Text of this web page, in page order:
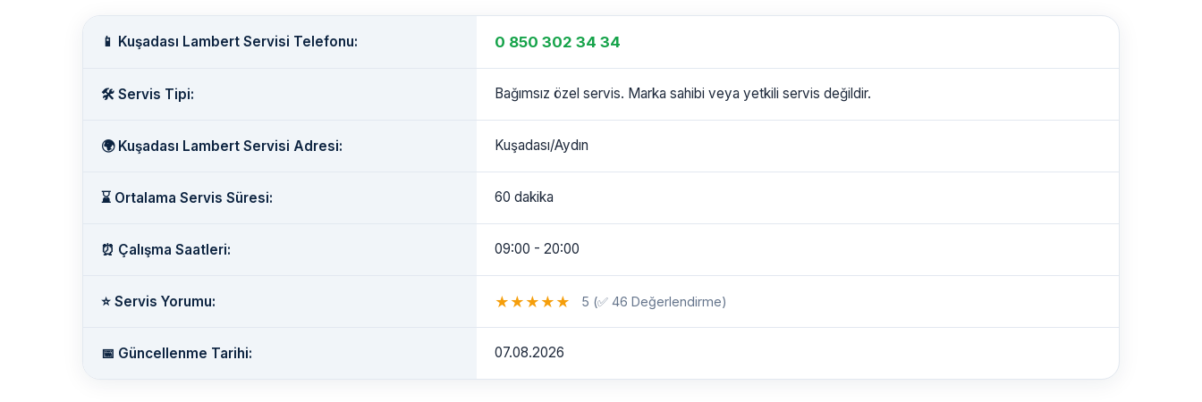
📱 Kuşadası Lambert Servisi Telefonu: 0 850 302 34 34
🛠️ Servis Tipi: Bağımsız özel servis. Marka sahibi veya yetkili servis değildir.
🌍 Kuşadası Lambert Servisi Adresi: Kuşadası/Aydın
⌛ Ortalama Servis Süresi: 60 dakika
⏰ Çalışma Saatleri: 09:00 - 20:00
⭐ Servis Yorumu: ★ ★ ★ ★ ★ 5 (✅ 46 Değerlendirme)
📅 Güncellenme Tarihi: 07.08.2026